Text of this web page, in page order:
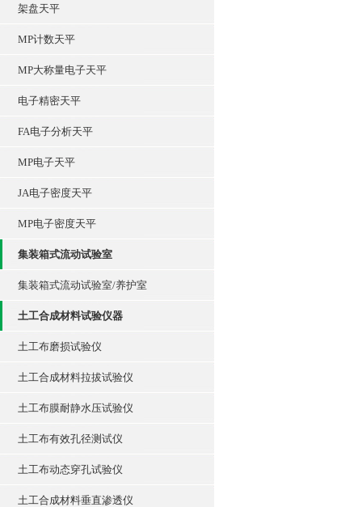
架盘天平
MP计数天平
MP大称量电子天平
电子精密天平
FA电子分析天平
MP电子天平
JA电子密度天平
MP电子密度天平
集装箱式流动试验室
集装箱式流动试验室/养护室
土工合成材料试验仪器
土工布磨损试验仪
土工合成材料拉拔试验仪
土工布膜耐静水压试验仪
土工布有效孔径测试仪
土工布动态穿孔试验仪
土工合成材料垂直渗透仪